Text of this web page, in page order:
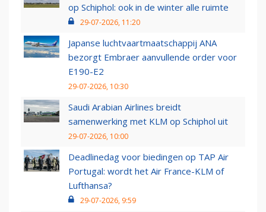
op Schiphol: ook in de winter alle ruimte
29-07-2026, 11:20
Japanse luchtvaartmaatschappij ANA
bezorgt Embraer aanvullende order voor
E190-E2
29-07-2026, 10:30
Saudi Arabian Airlines breidt
samenwerking met KLM op Schiphol uit
29-07-2026, 10:00
Deadlinedag voor biedingen op TAP Air
Portugal: wordt het Air France-KLM of
Lufthansa?
29-07-2026, 9:59